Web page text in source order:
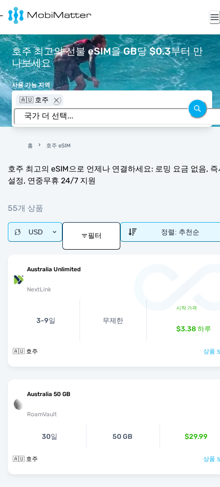
호주 최고의 선불 eSIM을 GB당 $0.3부터 만
나보세요
사용 가능 지역
🇦🇺 호주
홈 호주 eSIM
호주 최고의 eSIM으로 언제나 연결하세요: 로밍 요금 없음, 즉
설정, 연중무휴 24/7 지원
55개 상품
USD 필터 정렬: 추천순
Australia Unlimited
NextLink
3-9일 무제한
시작 가격
$3.38하루
🇦🇺 호주 상품
Australia 50 GB
RoamVault
30일 50 GB $29.99
🇦🇺 호주 상품